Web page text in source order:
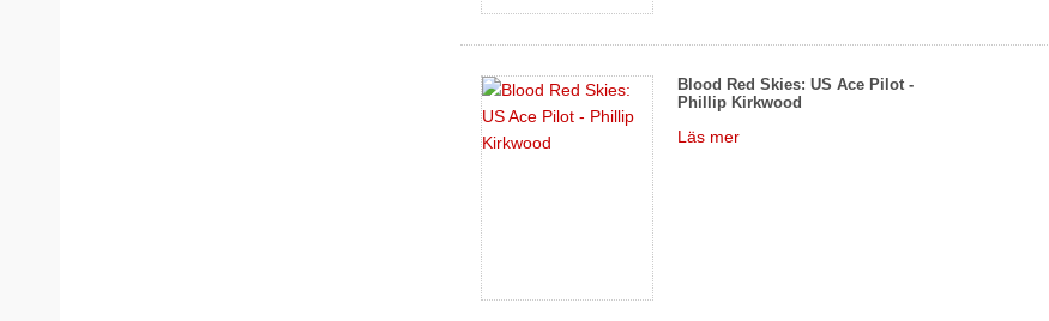
Blood Red Skies: US Ace Pilot -
Phillip Kirkwood
Läs mer